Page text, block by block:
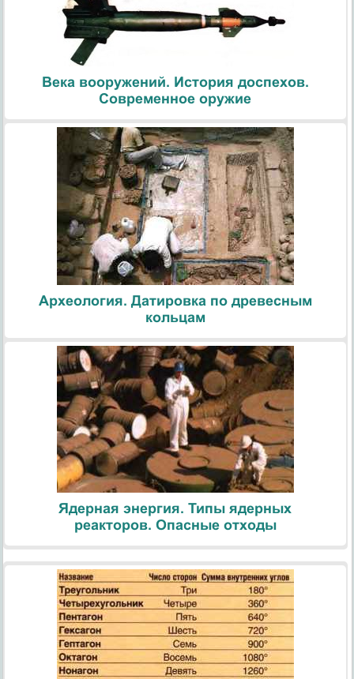
Века вооружений. История доспехов.
Современное оружие
Археология. Датировка по древесным
кольцам
Ядерная энергия. Типы ядерных
реакторов. Опасные отходы